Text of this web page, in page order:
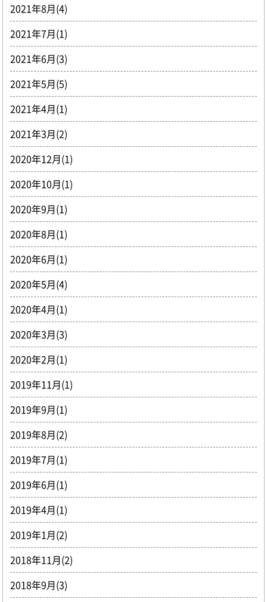
2021年8月(4)
2021年7月(1)
2021年6月(3)
2021年5月(5)
2021年4月(1)
2021年3月(2)
2020年12月(1)
2020年10月(1)
2020年9月(1)
2020年8月(1)
2020年6月(1)
2020年5月(4)
2020年4月(1)
2020年3月(3)
2020年2月(1)
2019年11月(1)
2019年9月(1)
2019年8月(2)
2019年7月(1)
2019年6月(1)
2019年4月(1)
2019年1月(2)
2018年11月(2)
2018年9月(3)